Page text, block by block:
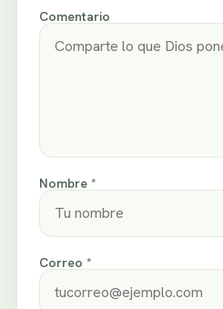
Comentario
Nombre *
Correo *